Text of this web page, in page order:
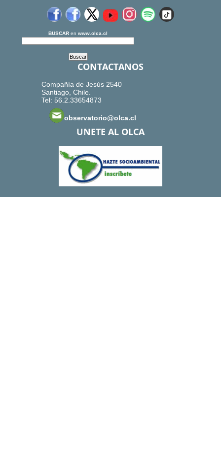
BUSCAR en www.olca.cl
CONTACTANOS
Compañía de Jesús 2540
Santiago, Chile.
Tel: 56.2.33654873
observatorio@olca.cl
UNETE AL OLCA